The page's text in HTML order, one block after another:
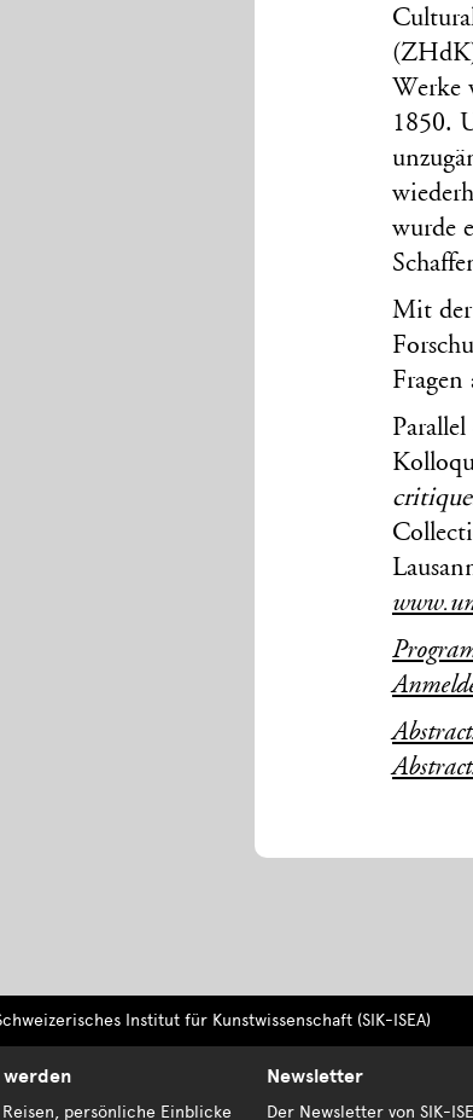
Werke
1850.
wurde
Mit der
Fragen
Institut für Kunstwissenschaft (SIK-ISEA)
Reisen, persönliche Einblicke
Newsletter
Der Newsletter von SIK-